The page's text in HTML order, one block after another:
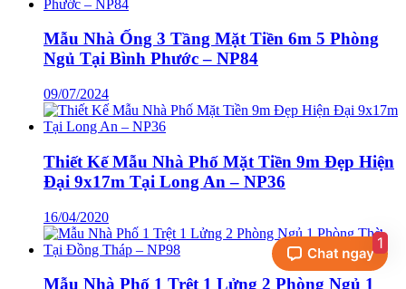
Mẫu Nhà Ống 3 Tầng Mặt Tiền 6m 5 Phòng
Ngủ Tại Bình Phước – NP84
09/07/2024
Thiết Kế Mẫu Nhà Phố Mặt Tiền 9m Đẹp Hiện
Đại 9x17m Tại Long An – NP36
16/04/2020
Mẫu Nhà Phố 1 Trệt 1 Lửng 2 Phòng Ngủ 1
1